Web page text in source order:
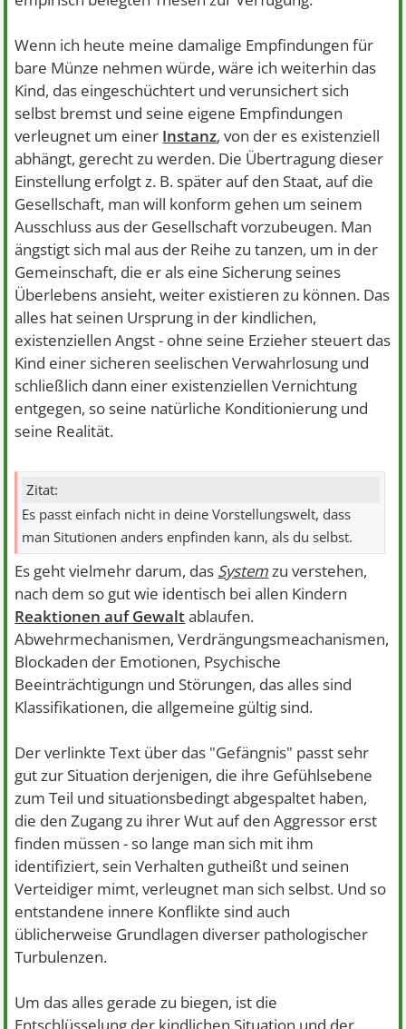
Wenn ich heute meine damalige Empfindungen für
bare Münze nehmen würde, wäre ich weiterhin das
Kind, das eingeschüchtert und verunsichert sich
selbst bremst und seine eigene Empfindungen
verleugnet um einer Instanz, von der es existenziell
abhängt, gerecht zu werden. Die Übertragung dieser
Einstellung erfolgt z. B. später auf den Staat, auf die
Gesellschaft, man will konform gehen um seinem
Ausschluss aus der Gesellschaft vorzubeugen. Man
ängstigt sich mal aus der Reihe zu tanzen, um in der
Gemeinschaft, die er als eine Sicherung seines
Überlebens ansieht, weiter existieren zu können. Das
alles hat seinen Ursprung in der kindlichen,
existenziellen Angst - ohne seine Erzieher steuert das
Kind einer sicheren seelischen Verwahrlosung und
schließlich dann einer existenziellen Vernichtung
entgegen, so seine natürliche Konditionierung und
seine Realität.
Zitat:
Es passt einfach nicht in deine Vorstellungswelt, dass
man Situtionen anders enpfinden kann, als du selbst.
Es geht vielmehr darum, das Systemzu verstehen,
nach dem so gut wie identisch bei allen Kindern
Reaktionen auf Gewaltablaufen.
Abwehrmechanismen, Verdrängungsmeachanismen,
Blockaden der Emotionen, Psychische
Beeinträchtigungn und Störungen, das alles sind
Klassifikationen, die allgemeine gültig sind.
Der verlinkte Text über das "Gefängnis" passt sehr
gut zur Situation derjenigen, die ihre Gefühlsebene
zum Teil und situationsbedingt abgespaltet haben,
die den Zugang zu ihrer Wut auf den Aggressor erst
finden müssen - so lange man sich mit ihm
identifiziert, sein Verhalten gutheißt und seinen
Verteidiger mimt, verleugnet man sich selbst. Und so
entstandene innere Konflikte sind auch
üblicherweise Grundlagen diverser pathologischer
Turbulenzen.
Um das alles gerade zu biegen, ist die